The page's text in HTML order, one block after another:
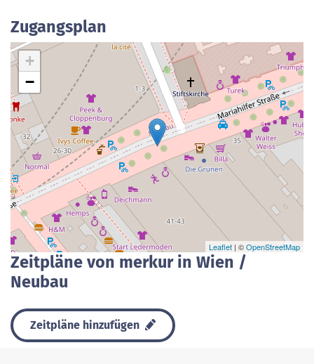
Zugangsplan
+
−
Leaflet | ©OpenStreetMap
Zeitpläne von merkur in Wien /
Neubau
Zeitpläne hinzufügen